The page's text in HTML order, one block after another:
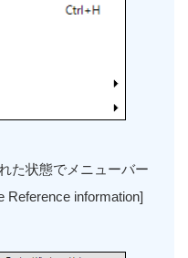
た状態でメニューバー
Reference information]